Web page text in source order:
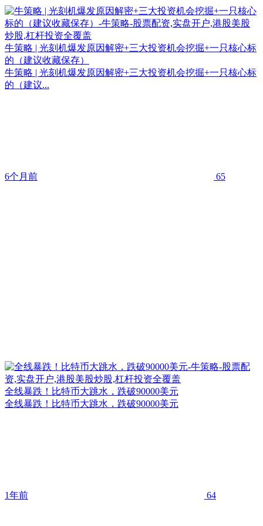
牛策略 | 光刻机爆发原因解密+三大投资机会挖掘+一只核心标
的（建议收藏保存）
牛策略 | 光刻机爆发原因解密+三大投资机会挖掘+一只核心标
的（建议...
6个月前 65
全线暴跌！比特币大跳水，跌破90000美元
全线暴跌！比特币大跳水，跌破90000美元
1年前 64